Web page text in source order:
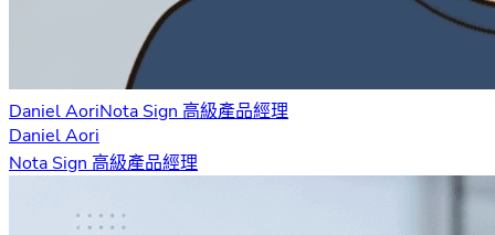
Daniel AoriNota Sign 高級產品經理
Daniel Aori
Nota Sign 高級產品經理